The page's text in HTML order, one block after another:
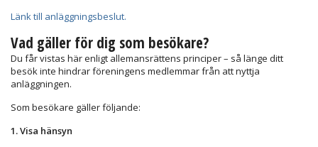
Länk till anläggningsbeslut.
Vad gäller för dig som besökare?
Du får vistas här enligt allemansrättens principer – så länge ditt
besök inte hindrar föreningens medlemmar från att nyttja
anläggningen.
Som besökare gäller följande:
1. Visa hänsyn